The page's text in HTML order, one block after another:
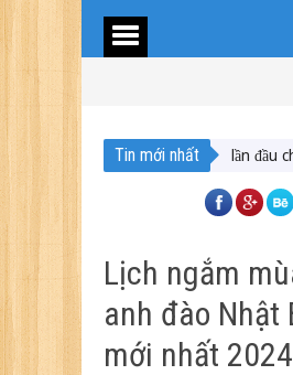
Tin mới nhất
lịch Trung Á lần đầu cho khách Việt
Lịch ngắm
anh đào Nhật
mới nhất 2024